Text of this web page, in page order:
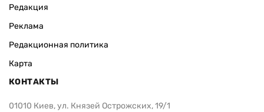
Редакция
Реклама
Редакционная политика
Карта
КОНТАКТЫ
01010 Киев, ул. Князей Острожских, 19/1